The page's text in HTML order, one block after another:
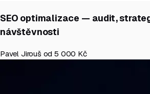
SEO optimalizace — audit,
návštěvnosti
Pavel Jirouš od 5 000 Kč